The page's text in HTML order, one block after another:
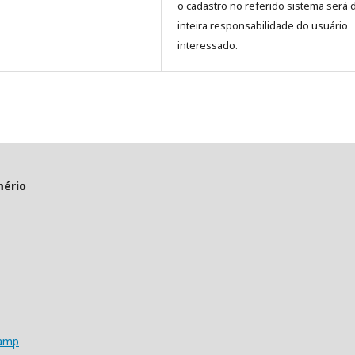
o cadastro no referido sistema será
inteira responsabilidade do usuário
interessado.